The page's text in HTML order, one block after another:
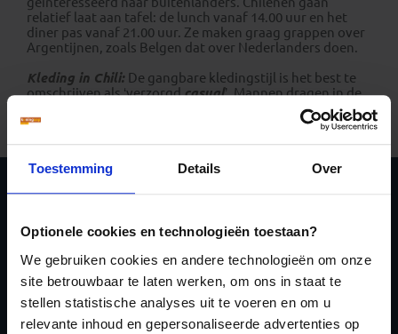
Toestemming Details Over
Optionele cookies en technologieën toestaan?
We gebruiken cookies en andere technologieën om onze
site betrouwbaar te laten werken, om ons in staat te
stellen statistische analyses uit te voeren en om u
relevante inhoud en gepersonaliseerde advertenties op
relatief laat aan tafel: de lunch vanaf 14.00 uur en het
diner pas vanaf 21.00 uur. Ze maken graag grappen over
Argentijnen, zoals Belgen dat over Nederlanders doen.
Kleding in Chili: De gangbare kledingstijl is het best te
omschrijven als ‘verzorgdcasual’. Mannen dragen in de
recreatiegebieden.
nieuwsbrief